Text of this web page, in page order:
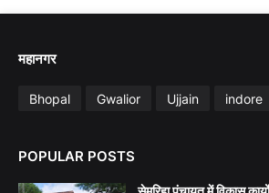
महानगर
Bhopal Gwalior Ujjain indore
POPULAR POSTS